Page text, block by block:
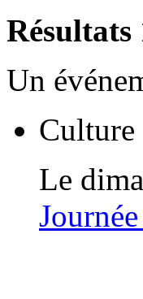
Résultats
Un
Culture
Le